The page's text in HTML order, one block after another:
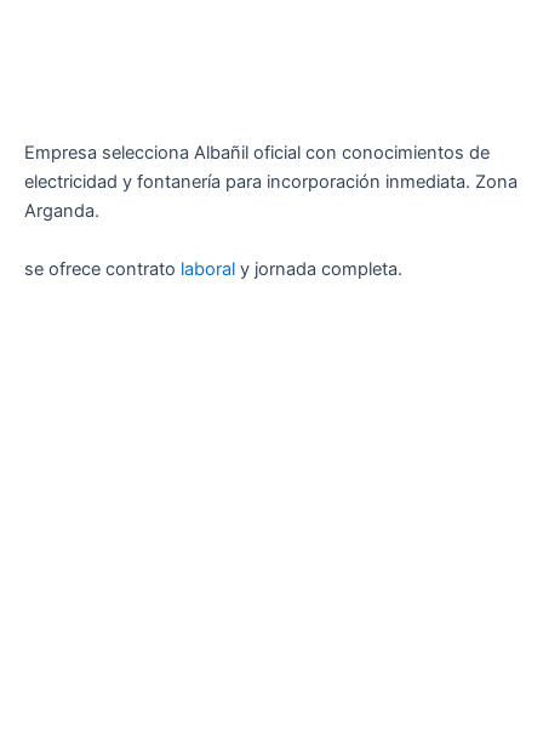
Empresa selecciona Albañil oficial con conocimientos de
electricidad y fontanería para incorporación inmediata. Zona
Arganda.
se ofrece contrato laboral y jornada completa.